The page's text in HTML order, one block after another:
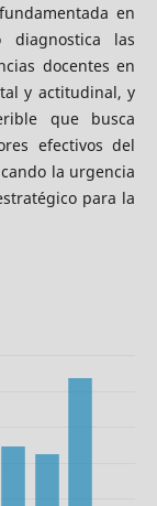
en
las
docentes en
y actitudinal, y
que busca
efectivos del
la urgencia
para la